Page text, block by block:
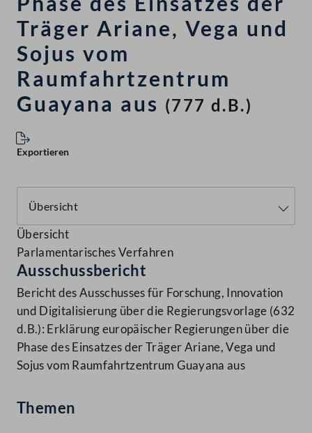
Träger Ariane, Vega und
Sojus vom
Raumfahrtzentrum
Guayana aus (777 d.B.)
Exportieren
Übersicht
Parlamentarisches Verfahren
Ausschussbericht
Bericht des Ausschusses für Forschung, Innovation
und Digitalisierung über die Regierungsvorlage (632
d.B.): Erklärung europäischer Regierungen über die
Phase des Einsatzes der Träger Ariane, Vega und
Sojus vom Raumfahrtzentrum Guayana aus
Themen